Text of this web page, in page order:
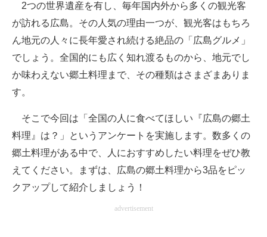
ITの今と未来を見通す
スマホと通信の最新トレンド
進化するPCとデバイスの未来
ビジネスと働き方のヒント
企業ITのトレンドを詳説
2つの世界遺産を有し、毎年国内外から多くの観光客
が訪れる広島。その人気の理由一つが、観光客はもちろ
ん地元の人々に長年愛され続ける絶品の「広島グルメ」
でしょう。全国的にも広く知れ渡るものから、地元でし
か味わえない郷土料理まで、その種類はさまざまありま
す。
そこで今回は「全国の人に食べてほしい『広島の郷土
料理』は？」というアンケートを実施します。数多くの
郷土料理がある中で、人におすすめしたい料理をぜひ教
えてください。まずは、広島の郷土料理から3品をピッ
クアップして紹介しましょう！
advertisement